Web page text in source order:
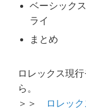
ベーシック
ライ
まとめ
ロレックス現
ら。
＞＞
ロレッ